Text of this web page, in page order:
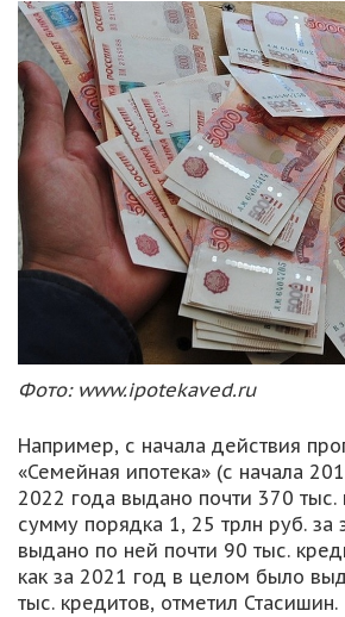
Фото: www.ipotekaved.ru
Например, с начала действия
«Семейная ипотека» (с начала
2022 года выдано почти 370 тыс.
сумму порядка 1, 25 трлн руб. за
выдано по ней почти 90 тыс.
как за 2021 год в целом было
тыс. кредитов, отметил Стасишин.